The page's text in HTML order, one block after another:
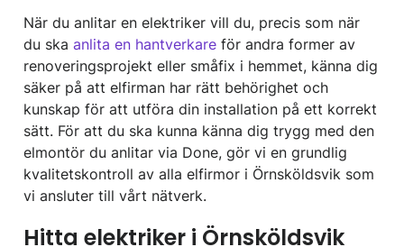
När du anlitar en elektriker vill du, precis som när
du ska anlita en hantverkare för andra former av
renoveringsprojekt eller småfix i hemmet, känna dig
säker på att elfirman har rätt behörighet och
kunskap för att utföra din installation på ett korrekt
sätt. För att du ska kunna känna dig trygg med den
elmontör du anlitar via Done, gör vi en grundlig
kvalitetskontroll av alla elfirmor i Örnsköldsvik som
vi ansluter till vårt nätverk.
Hitta elektriker i Örnsköldsvik